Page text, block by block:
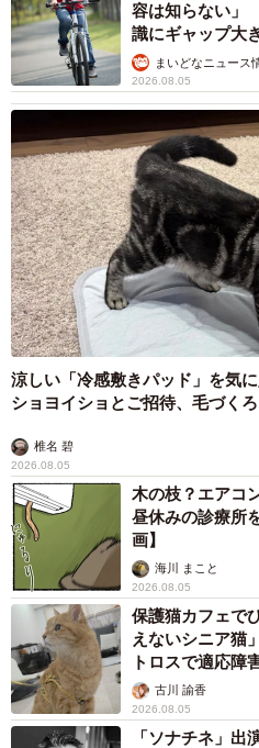
容は知らない」
識にギャップ大
まいどなニュース
2026.08.05
涼しい「冷感敷きパッド」を気
ショヨイショとご招待、毛づく
椎名 碧
2026.08.05
木の枝？エアコ
昼休みの診療所
画】
海川 まこと
2026.08.05
保護猫カフェで
えないシニア猫
トロスで適応障
古川 諭香
2026.08.05
「ソナチネ」